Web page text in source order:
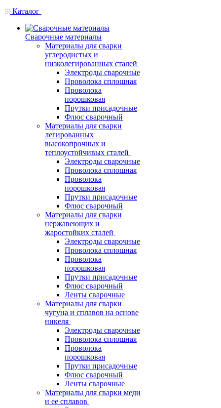
Каталог
Сварочные материалы
Материалы для сварки
углеродистых и
низколегированных сталей
Электроды сварочные
Проволока сплошная
Проволока
порошковая
Прутки присадочные
Флюс сварочный
Материалы для сварки
легированных
высокопрочных и
теплоустойчивых сталей
Электроды сварочные
Проволока сплошная
Проволока
порошковая
Прутки присадочные
Флюс сварочный
Материалы для сварки
нержавеющих и
жаростойких сталей
Электроды сварочные
Проволока сплошная
Проволока
порошковая
Прутки присадочные
Флюс сварочный
Ленты сварочные
Материалы для сварки
чугуна и сплавов на основе
никеля
Электроды сварочные
Проволока сплошная
Проволока
порошковая
Прутки присадочные
Флюс сварочный
Ленты сварочные
Материалы для сварки меди
и ее сплавов